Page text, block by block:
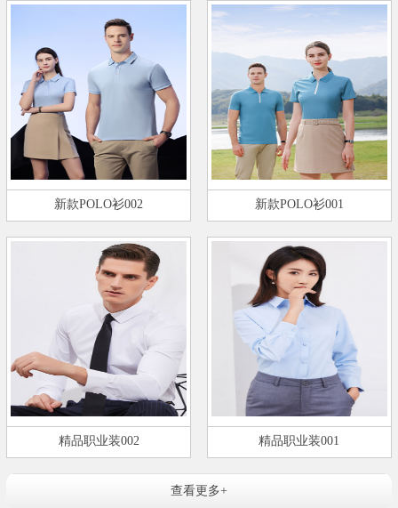
新款POLO衫002 新款POLO衫001
精品职业装002 精品职业装001
查看更多+